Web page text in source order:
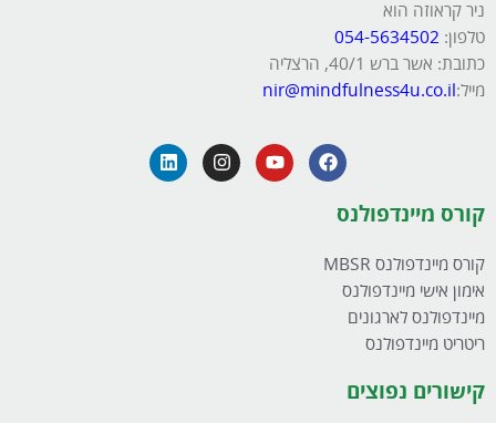
ניר קראוזה הוא
טלפון:
כתובת: אשר ברש 40/1, הרצליה
מייל:nir@mindfulness4u.co.il
קורס מיינדפולנס
קורס מיינדפולנס MBSR
אימון אישי מיינדפולנס
מיינדפולנס לארגונים
ריטריט מיינדפולנס
קישורים נפוצים